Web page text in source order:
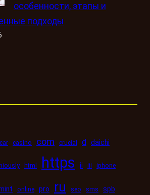
особенности, этапы и
подходы
car casino com crucial d daichi
html https ii iii iphone
online pro ru seo sms spb